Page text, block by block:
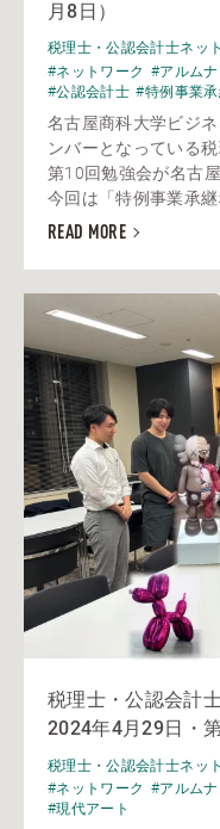
月8日）
税理士・公認会計士ネッ
#ネットワーク #アルムナ
#公認会計士 #特例事業
名古屋商科大学ビジ
ンバーとなっている
第10回勉強会が名古
今回は「特例事業承
READ MORE
税理士・公認会計
2024年4月29日・
税理士・公認会計士ネッ
#ネットワーク #アルムナ
#現代アート